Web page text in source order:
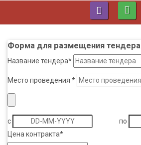
Форма для размещения тендера
Название тендера*
Место проведения *
c
по
Цена контракта*